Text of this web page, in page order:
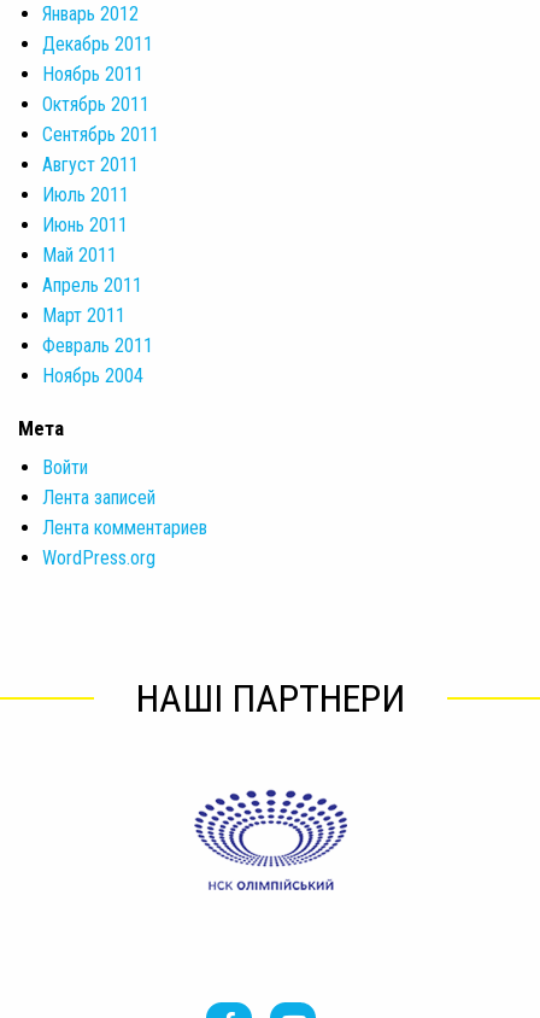
Январь 2012
Декабрь 2011
Ноябрь 2011
Октябрь 2011
Сентябрь 2011
Август 2011
Июль 2011
Июнь 2011
Май 2011
Апрель 2011
Март 2011
Февраль 2011
Ноябрь 2004
Мета
Войти
Лента записей
Лента комментариев
WordPress.org
НАШІ ПАРТНЕРИ